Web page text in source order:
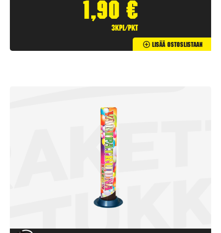
1,90 €
3kpl/pkt
Lisää Ostoslistaan